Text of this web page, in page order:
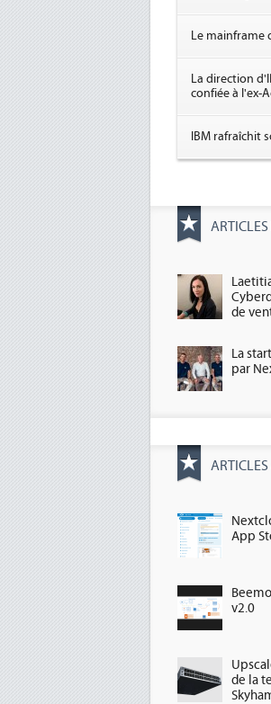
Le mainframe
La direction
confiée à l'ex-
IBM rafraîchit
ARTICLES
de
La
par
ARTICLES
App
v2.0
de la